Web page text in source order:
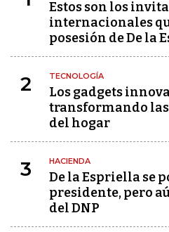
Estos son los
internacionales
posesión de De la
2 TECNOLOGÍA
Los gadgets
transformando
del hogar
3 HACIENDA
De la Espriella se
presidente, pero
del DNP